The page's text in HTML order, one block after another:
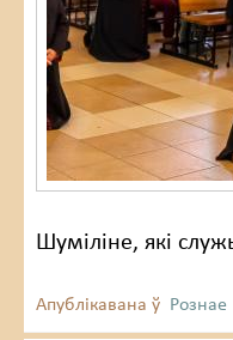
Шуміліне, які
Апублікавана ў Рознае